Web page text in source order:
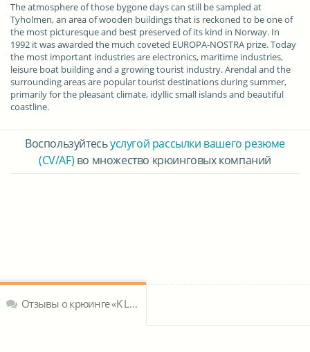
The atmosphere of those bygone days can still be sampled at
Tyholmen, an area of wooden buildings that is reckoned to be one of
the most picturesque and best preserved of its kind in Norway. In
1992 it was awarded the much coveted EUROPA-NOSTRA prize. Today
the most important industries are electronics, maritime industries,
leisure boat building and a growing tourist industry. Arendal and the
surrounding areas are popular tourist destinations during summer,
primarily for the pleasant climate, idyllic small islands and beautiful
coastline.
Воспользуйтесьуслугой рассылки вашего резюме
(CV/AF) во множество крюинговых компаний
Отзывы о крюинге «K Line Offshore»